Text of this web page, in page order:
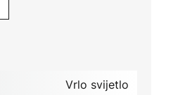
Vrlo svijetlo